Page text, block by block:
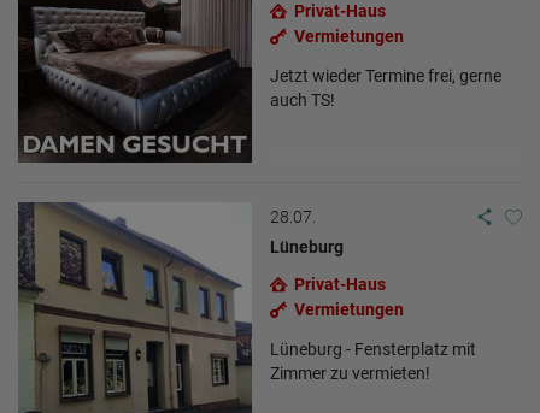
Privat-Haus
Vermietungen
Jetzt wieder Termine frei, gerne
auch TS!
28.07.
Lüneburg
Privat-Haus
Vermietungen
Lüneburg - Fensterplatz mit
Zimmer zu vermieten!